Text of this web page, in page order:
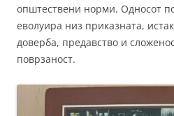
општествени норми. Односот
еволуира низ приказната,
доверба, предавство и
поврзаност.